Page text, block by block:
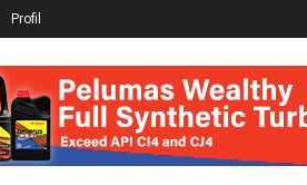
Profil